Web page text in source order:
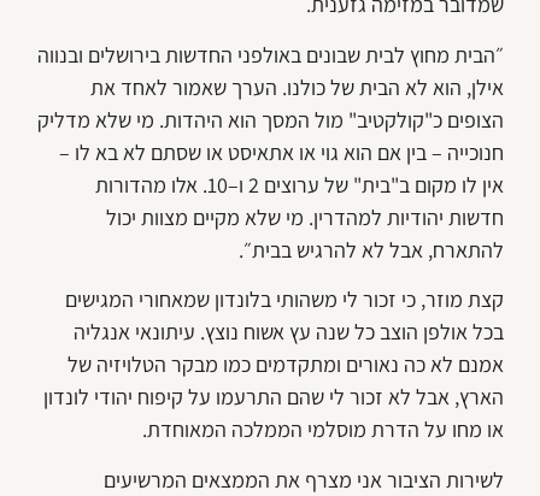
״הבית מחוץ לבית שבונים באולפני החדשות בירושלים ובנווה
אילן, הוא לא הבית של כולנו. הערך שאמור לאחד את
הצופים כ"קולקטיב" מול המסך הוא היהדות. מי שלא מדליק
חנוכייה – בין אם הוא גוי או אתאיסט או שסתם לא בא לו –
אין לו מקום ב"
בית" של ערוצים 2 ו–10. אלו מהדורות
חדשות יהודיות למהדרין. מי שלא מקיים מצוות יכול
להתארח, אבל לא להרגיש בבית״.
קצת מוזר, כי זכור לי משהותי בלונדון שמאחורי המגישים
בכל אולפן הוצב כל שנה עץ אשוח נוצץ. עיתונאי אנגליה
אמנם לא כה נאורים ומתקדמים כמו מבקר הטלויזיה של
הארץ, אבל לא זכור לי שהם התרעמו על קיפוח יהודי לונדון
או מחו על הדרת מוסלמי הממלכה המאוחדת.
לשירות הציבור אני מצרף את הממצאים המרשיעים